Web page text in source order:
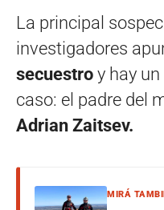
La principal
investigadores
secuestro y hay
caso: el padre del
Adrian Zaitsev.
MIRÁ